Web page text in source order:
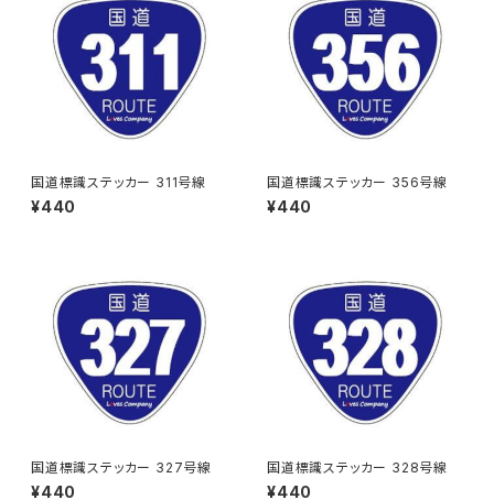
国道標識ステッカー 311号線
¥440
国道標識ステッカー 356号線
¥440
国道標識ステッカー 327号線
¥440
国道標識ステッカー 328号線
¥440